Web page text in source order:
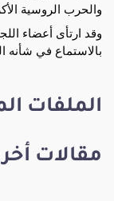
والحرب الروسية
بالاستماع في شأنه
الملفات
مقالات